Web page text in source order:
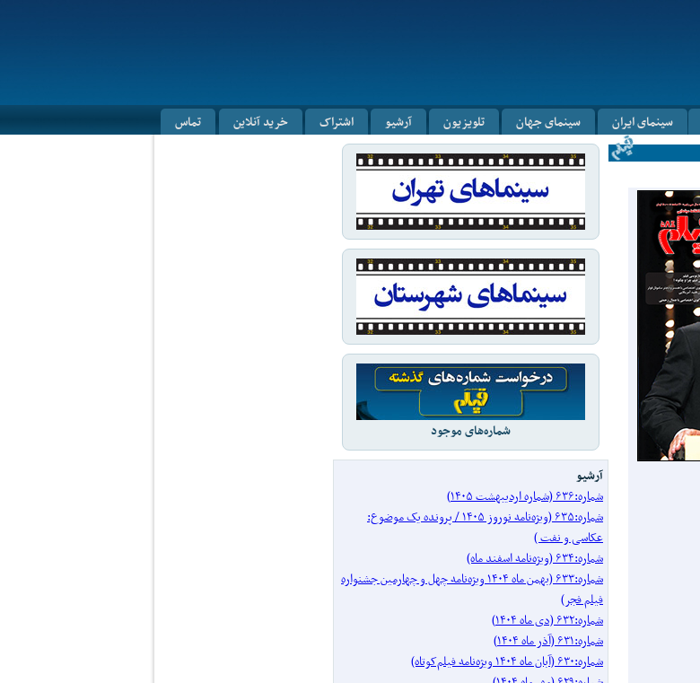
سینمای ایران سینمای جهان تلویزیون آرشیو اشتراک خرید آنلاین تماس
شماره‌های موجود
آرشیو
شماره:۶۳۶ (شماره اردیبهشت ۱۴۰۵)
شماره:۶۳۵ (ویژه‌نامه نوروز ۱۴۰۵ / پرونده یک موضوع:
عکاسی و نفت )
شماره:۶۳۴ (ویژه‌نامه اسفند ماه)
شماره:۶۳۳ (بهمن ماه ۱۴۰۴ ویژه‌نامه چهل‌ و‌ چهارمین جشنواره
فیلم فجر)
شماره:۶۳۲ (دی ماه ۱۴۰۴)
شماره:۶۳۱ (آذر ماه ۱۴۰۴)
شماره:۶۳۰ (آبان ماه ۱۴۰۴ ویژه‌نامه فیلم‌کوتاه)